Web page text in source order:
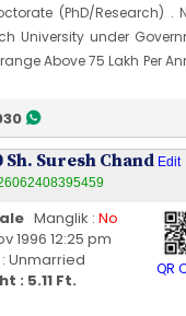
(PhD/Research) .
University under
Above 75 Lakh Per
My date of birth is 16
04:20 AM
Suresh Chand Edit
Manglik : No
1996 12:25 pm
Unmarried
: 5.11 Ft.
QR